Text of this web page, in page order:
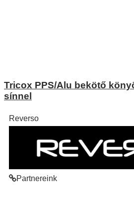
Tricox PPS/Alu bekötő
sínnel
Reverso
Partnereink